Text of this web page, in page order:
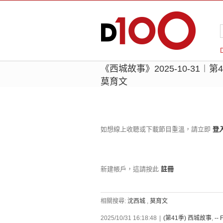
《西城故事》2025-10-31︱
莫育文
如想線上收聽或下載節目重溫，請立即 登
新建帳戶，這請按此 註冊
相關搜尋: 沈西城 , 莫育文
2025/10/31 16:18:48 (第41季) 西城故事, --